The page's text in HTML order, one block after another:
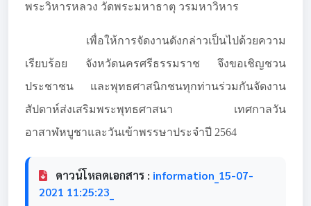
พระวิหารหลวง วัดพระมหาธาตุ วรมหาวิหาร
เพื่อให้การจัดงานดังกล่าวเป็นไปด้วยความ
เรียบร้อย จังหวัดนครศรีธรรมราช จึงขอเชิญชวน
ประชาชน และพุทธศาสนิกชนทุกท่านร่วมกันจัดงาน
สัปดาห์ส่งเสริมพระพุทธศาสนา เทศกาลวัน
อาสาฬหบูชาและวันเข้าพรรษาประจำปี 2564
ดาวน์โหลดเอกสาร : information_15-07-
2021 11:25:23_